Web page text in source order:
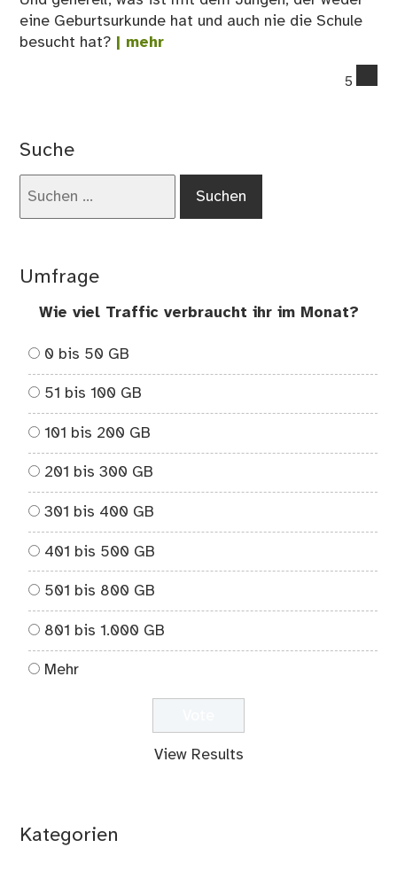
eine Geburtsurkunde hat und auch nie die Schule
besucht hat? | mehr
5
Suche
Umfrage
Wie viel Traffic verbraucht ihr im Monat?
0 bis 50 GB
51 bis 100 GB
101 bis 200 GB
201 bis 300 GB
301 bis 400 GB
401 bis 500 GB
501 bis 800 GB
801 bis 1.000 GB
Mehr
View Results
Kategorien